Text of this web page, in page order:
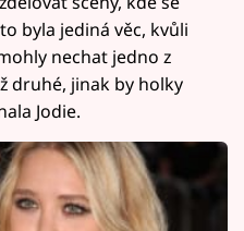
byla jediná věc, kvůli
nechat jedno z
druhé, jinak by holky
Jodie.